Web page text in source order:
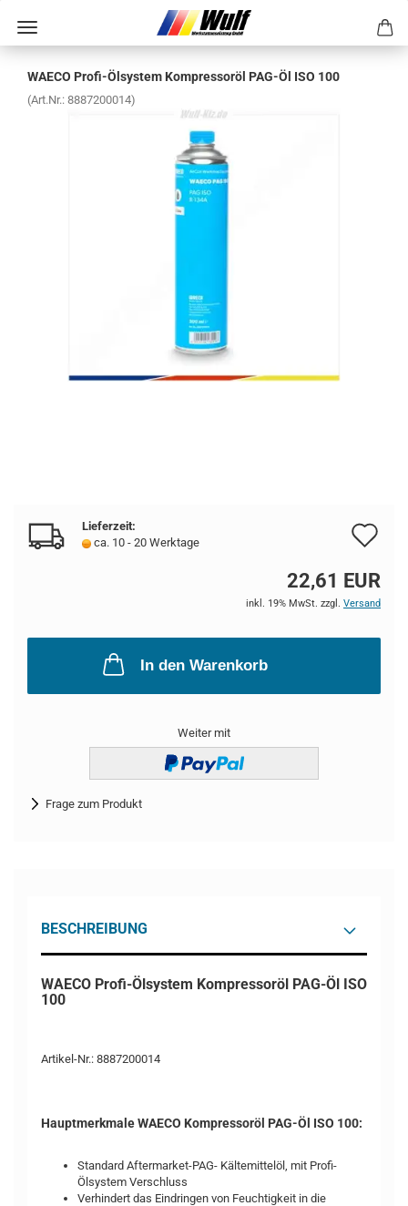
WAECO Profi-​Ölsystem Kom­pres­so­r­öl PAG-​Öl ISO 100
(Art.Nr.: 8887200014)
Lieferzeit:
ca. 10 - 20 Werktage
22,61 EUR
inkl. 19% MwSt. zzgl. Versand
In den Warenkorb
Weiter mit
Frage zum Produkt
BESCHREIBUNG
WAECO Profi-Ölsystem Kompressoröl PAG-Öl ISO
100
Artikel-Nr.: 8887200014
Hauptmerkmale WAECO Kompressoröl PAG-Öl ISO 100:
Standard Aftermarket-PAG- Kältemittelöl, mit Profi-
Ölsystem Verschluss
Verhindert das Eindringen von Feuchtigkeit in die